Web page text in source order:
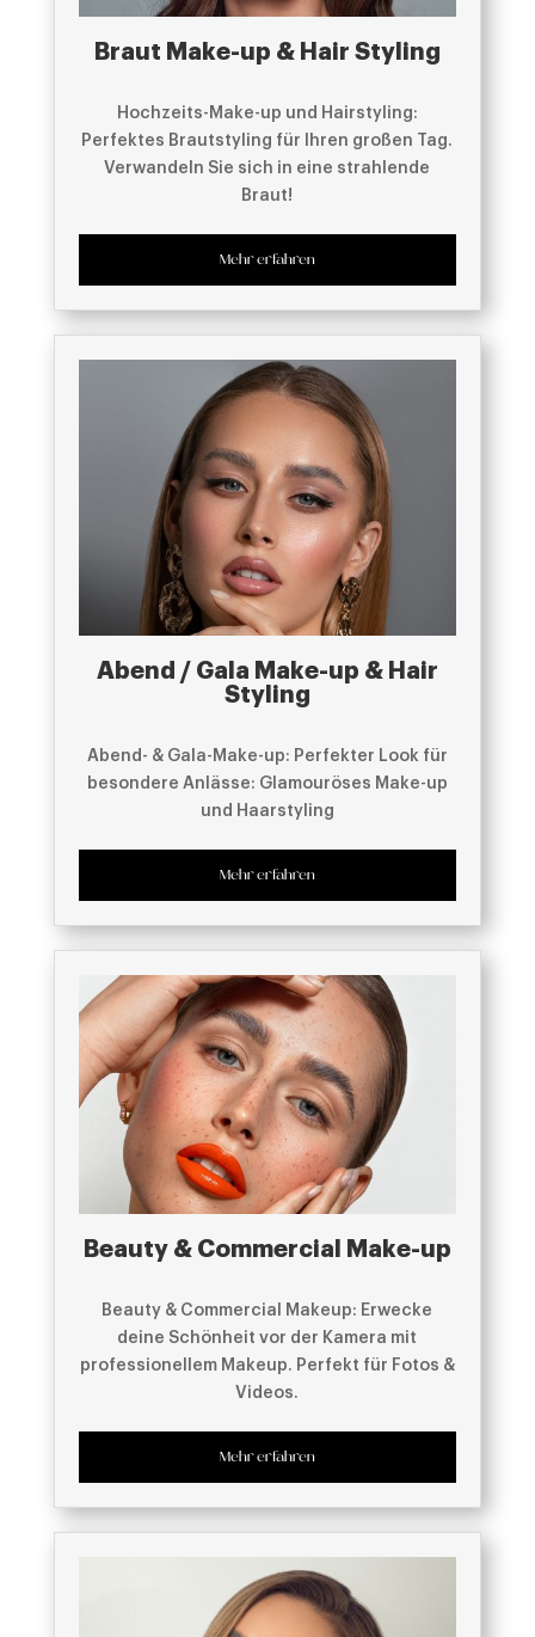
Braut Make-up & Hair Styling
Hochzeits-Make-up und Hairstyling:
Perfektes Brautstyling für Ihren großen Tag.
Verwandeln Sie sich in eine strahlende
Braut!
Mehr erfahren
Abend / Gala Make-up & Hair
Styling
Abend- & Gala-Make-up: Perfekter Look für
besondere Anlässe: Glamouröses Make-up
und Haarstyling
Mehr erfahren
Beauty & Commercial Make-up
Beauty & Commercial Makeup: Erwecke
deine Schönheit vor der Kamera mit
professionellem Makeup. Perfekt für Fotos &
Videos.
Mehr erfahren